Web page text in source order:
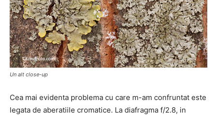
Un alt close-up
Cea mai evidenta problema cu care m-am confruntat este
legata de aberatiile cromatice. La diafragma f/2.8, in